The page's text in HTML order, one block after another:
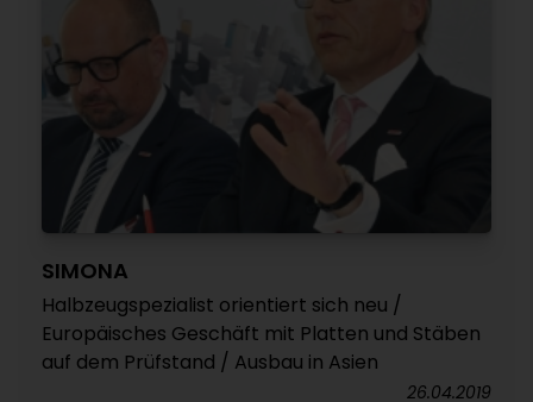
SIMONA
Halbzeugspezialist orientiert sich neu /
Europäisches Geschäft mit Platten und Stäben
auf dem Prüfstand / Ausbau in Asien
26.04.2019